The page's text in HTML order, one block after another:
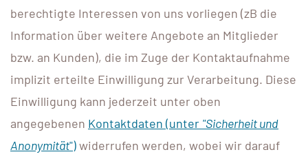
berechtigte Interessen von uns vorliegen (zB die
Information über weitere Angebote an Mitglieder
bzw. an Kunden), die im Zuge der Kontaktaufnahme
implizit erteilte Einwilligung zur Verarbeitung. Diese
Einwilligung kann jederzeit unter oben
angegebenen Kontaktdaten (unter "Sicherheit und
Anonymität")widerrufen werden, wobei wir darauf